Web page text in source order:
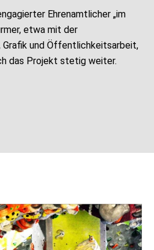
Ehrenamtlicher „im
etwa mit der
Grafik und Öffentlichkeitsarbeit,
das Projekt stetig weiter.